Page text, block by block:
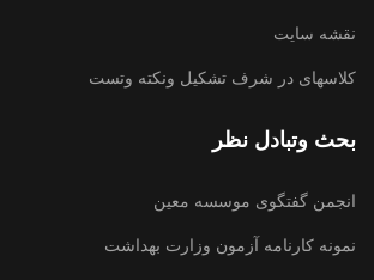
نقشه سایت
کلاسهای در شرف تشکیل ونکته وتست
بحث وتبادل نظر
انجمن گفتگوی موسسه معین
نمونه کارنامه آزمون وزارت بهداشت